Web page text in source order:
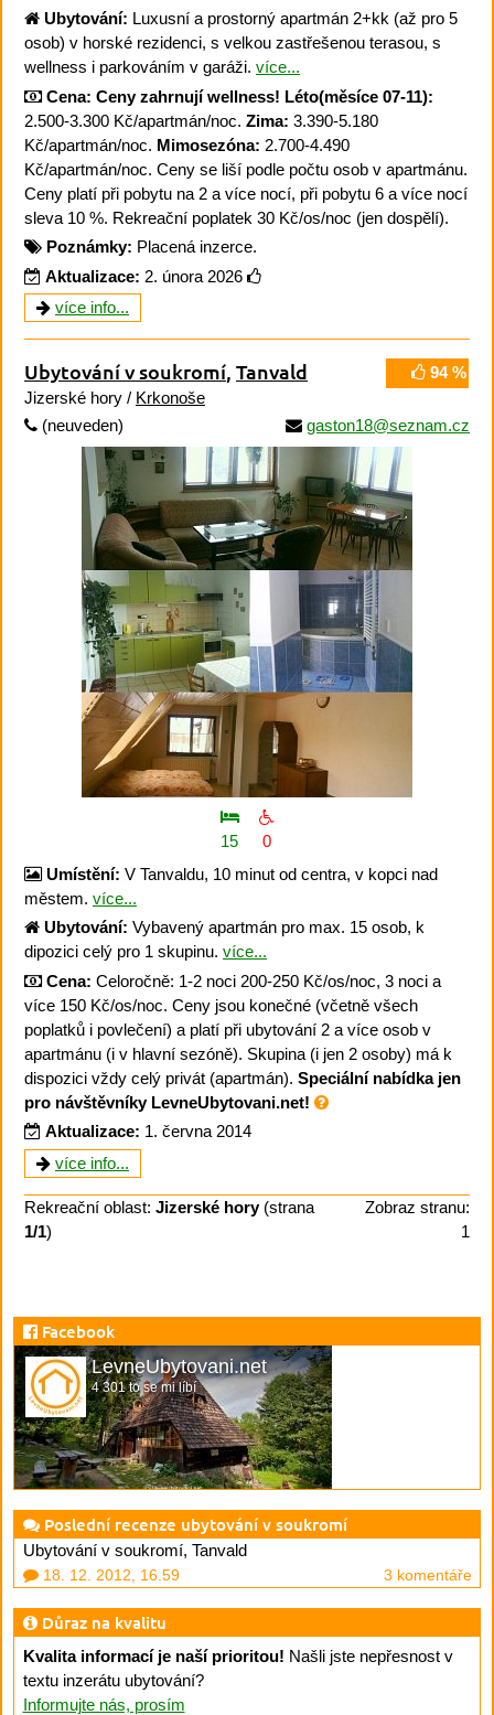
Ubytování: Luxusní a prostorný apartmán 2+kk (až pro 5
osob) v horské rezidenci, s velkou zastřešenou terasou, s
wellness i parkováním v garáži. více...
Cena: Ceny zahrnují wellness! Léto(měsíce 07-11):
2.500-3.300 Kč/apartmán/noc. Zima: 3.390-5.180
Kč/apartmán/noc. Mimosezóna: 2.700-4.490
Kč/apartmán/noc. Ceny se liší podle počtu osob v apartmánu.
Ceny platí při pobytu na 2 a více nocí, při pobytu 6 a více nocí
sleva 10 %. Rekreační poplatek 30 Kč/os/noc (jen dospělí).
Poznámky: Placená inzerce.
Aktualizace: 2. února 2026
více info...
94 %
Ubytování v soukromí, Tanvald
Jizerské hory / Krkonoše
(neuveden)
gaston18@seznam.cz
15
0
Umístění: V Tanvaldu, 10 minut od centra, v kopci nad
městem. více...
Ubytování: Vybavený apartmán pro max. 15 osob, k
dipozici celý pro 1 skupinu. více...
Cena: Celoročně: 1-2 noci 200-250 Kč/os/noc, 3 noci a
více 150 Kč/os/noc. Ceny jsou konečné (včetně všech
poplatků i povlečení) a platí při ubytování 2 a více osob v
apartmánu (i v hlavní sezóně). Skupina (i jen 2 osoby) má k
dispozici vždy celý privát (apartmán). Speciální nabídka jen
pro návštěvníky LevneUbytovani.net!
Aktualizace: 1. června 2014
více info...
Rekreační oblast: Jizerské hory(strana
1/1)
Zobraz stranu:
1
Facebook
LevneUbytovani.net
4 301 to se mi líbí
Poslední recenze ubytování v soukromí
Ubytování v soukromí, Tanvald
18. 12. 2012, 16.59 3 komentáře
Důraz na kvalitu
Kvalita informací je naší prioritou! Našli jste nepřesnost v
textu inzerátu ubytování?
Informujte nás, prosím